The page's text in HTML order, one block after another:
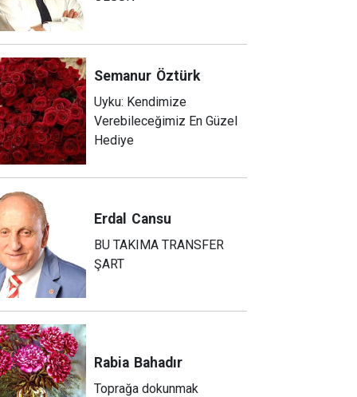
Semanur Öztürk
Uyku: Kendimize
Verebileceğimiz En Güzel
Hediye
Erdal Cansu
BU TAKIMA TRANSFER
ŞART
Rabia Bahadır
Toprağa dokunmak